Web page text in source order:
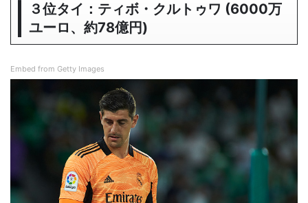
３位タイ：ティボ・クルトゥワ (6000万
ユーロ、約78億円)
Embed from Getty Images